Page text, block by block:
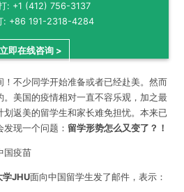
: +1 (412) 756-3137
: +86 191-2318-4284
立即在线咨询 >
不少同学开始准备或者已经赴美。 然而
美国的疫情相对一直不容乐观，加之最
返美的留学生和家长难免担忧。本来已
发现一个问题： 留学形势怎么又变了？！
国疫苗
学JHU面向中国留学生发了邮件，表示：